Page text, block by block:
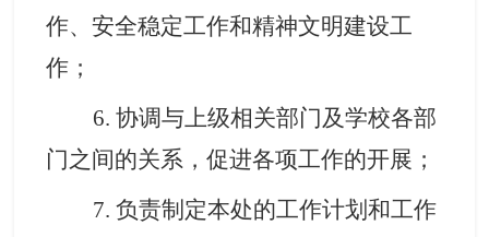
作、安全稳定工作和精神文明建设工
作 ；
6.协调与上级相关部门及学校各部
门之间的关系，促进各项工作的开展 ；
7.负责制定本处的工作计划和工作